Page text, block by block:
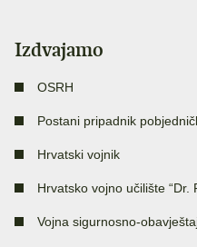
Izdvajamo
OSRH
Postani pripadnik
Hrvatski vojnik
Hrvatsko vojno učilište “Dr.
Vojna sigurnosno-